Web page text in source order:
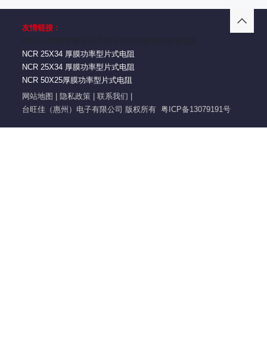
友情链接：
NCR 25X34 厚膜功率型片式电阻
NCR 25X34 厚膜功率型片式电阻
NCR 50X25厚膜功率型片式电阻
网站地图
隐私政策 联系我们
台旺佳（惠州）电子有限公司 版权所有 粤ICP备13079191号